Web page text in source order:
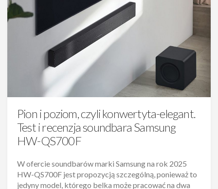
Pion i poziom, czyli konwertyta-elegant.
Test i recenzja soundbara Samsung
HW-QS700F
W ofercie soundbarów marki Samsung na rok 2025
HW-QS700F jest propozycją szczególną, ponieważ to
jedyny model, którego belka może pracować na dwa